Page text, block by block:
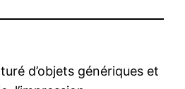
d’objets génériques et